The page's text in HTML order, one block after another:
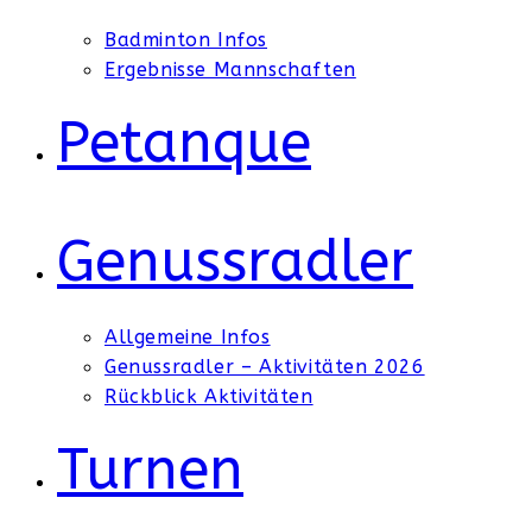
Badminton Infos
Ergebnisse Mannschaften
Petanque
Genussradler
Allgemeine Infos
Genussradler – Aktivitäten 2026
Rückblick Aktivitäten
Turnen